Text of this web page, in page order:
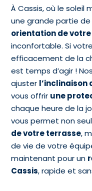
À Cassis, où le soleil
une grande partie de
orientation de
inconfortable. Si
efficacement de la
est temps d’agir !
ajuster l’inclinaison
vous offrir une
chaque heure de la
vous permet non
de votre terrasse,
de vie de votre
maintenant pour un
Cassis, rapide et